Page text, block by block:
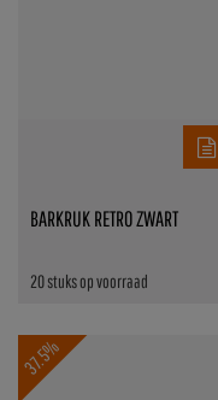
20 stuks op voorraad
BARKRUK RETRO ZWART
37.5%